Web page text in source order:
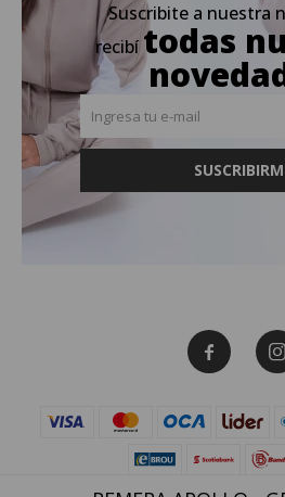
Suscribite a nuestra
recibí todas
 